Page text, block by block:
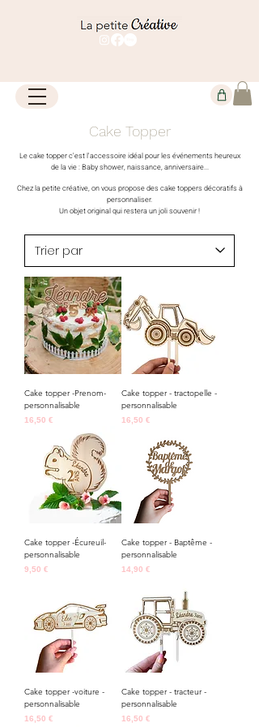
Cake Topper
Le cake topper c'est l'accessoire idéal pour les événements heureux
de la vie : Baby shower, naissance, anniversaire...
Chez la petite créative, on vous propose des cake toppers décoratifs à
personnaliser.
Un objet original qui restera un joli souvenir !
Cake topper -Prenom-
personnalisable
Prix
16,50 €
Cake topper - tractopelle -
personnalisable
Prix
16,50 €
Cake topper -Écureuil-
personnalisable
Prix
9,50 €
Cake topper - Baptême -
personnalisable
Prix
14,90 €
Cake topper -voiture -
personnalisable
Prix
16,50 €
Cake topper - tracteur -
personnalisable
Prix
16,50 €